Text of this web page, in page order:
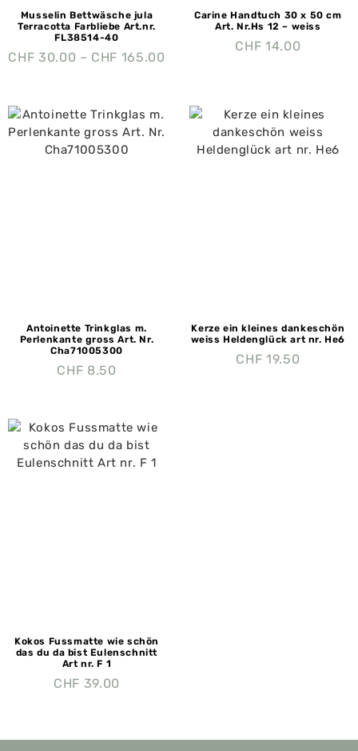
Musselin Bettwäsche jula
Terracotta Farbliebe Art.nr.
FL38514-40
CHF 30.00 – CHF 165.00
Carine Handtuch 30 x 50 cm
Art. Nr.Hs 12 – weiss
CHF 14.00
Antoinette Trinkglas m.
Perlenkante gross Art. Nr.
Cha71005300
CHF 8.50
Kerze ein kleines dankeschön
weiss Heldenglück art nr. He6
CHF 19.50
Kokos Fussmatte wie schön
das du da bist Eulenschnitt
Art nr. F 1
CHF 39.00